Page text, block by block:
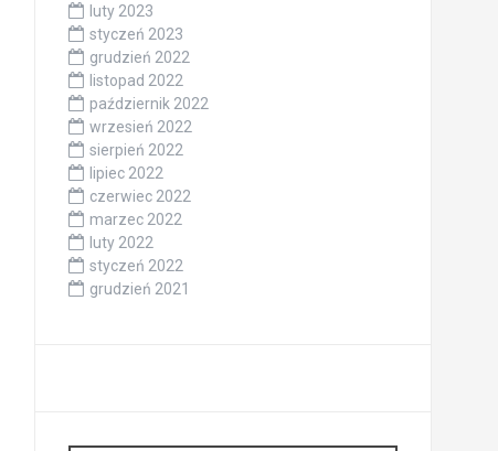
luty 2023
styczeń 2023
grudzień 2022
listopad 2022
październik 2022
wrzesień 2022
sierpień 2022
lipiec 2022
czerwiec 2022
marzec 2022
luty 2022
styczeń 2022
grudzień 2021